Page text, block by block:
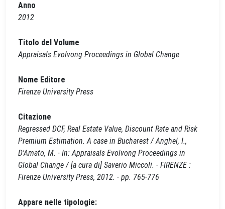
Anno
2012
Titolo del Volume
Appraisals Evolvong Proceedings in Global Change
Nome Editore
Firenze University Press
Citazione
Regressed DCF, Real Estate Value, Discount Rate and Risk
Premium Estimation. A case in Bucharest / Anghel, I.,
D'Amato, M. - In: Appraisals Evolvong Proceedings in
Global Change / [a cura di] Saverio Miccoli. - FIRENZE :
Firenze University Press, 2012. - pp. 765-776
Appare nelle tipologie: